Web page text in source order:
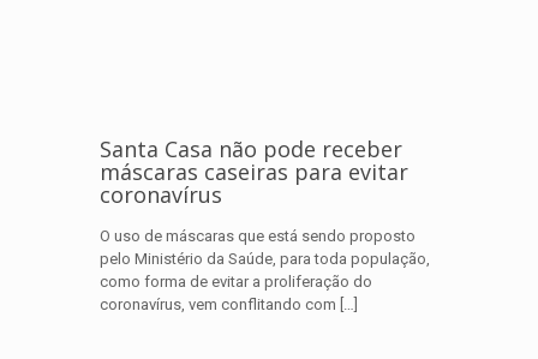
Santa Casa não pode receber
máscaras caseiras para evitar
coronavírus
O uso de máscaras que está sendo proposto
pelo Ministério da Saúde, para toda população,
como forma de evitar a proliferação do
coronavírus, vem conflitando com […]